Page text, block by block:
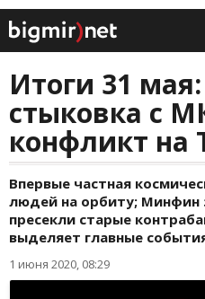
Итоги 31
стыковка c
конфликт на
Впервые частная
людей на орбиту; Минфин
пресекли старые
выделяет главные
1 июня 2020, 08:29